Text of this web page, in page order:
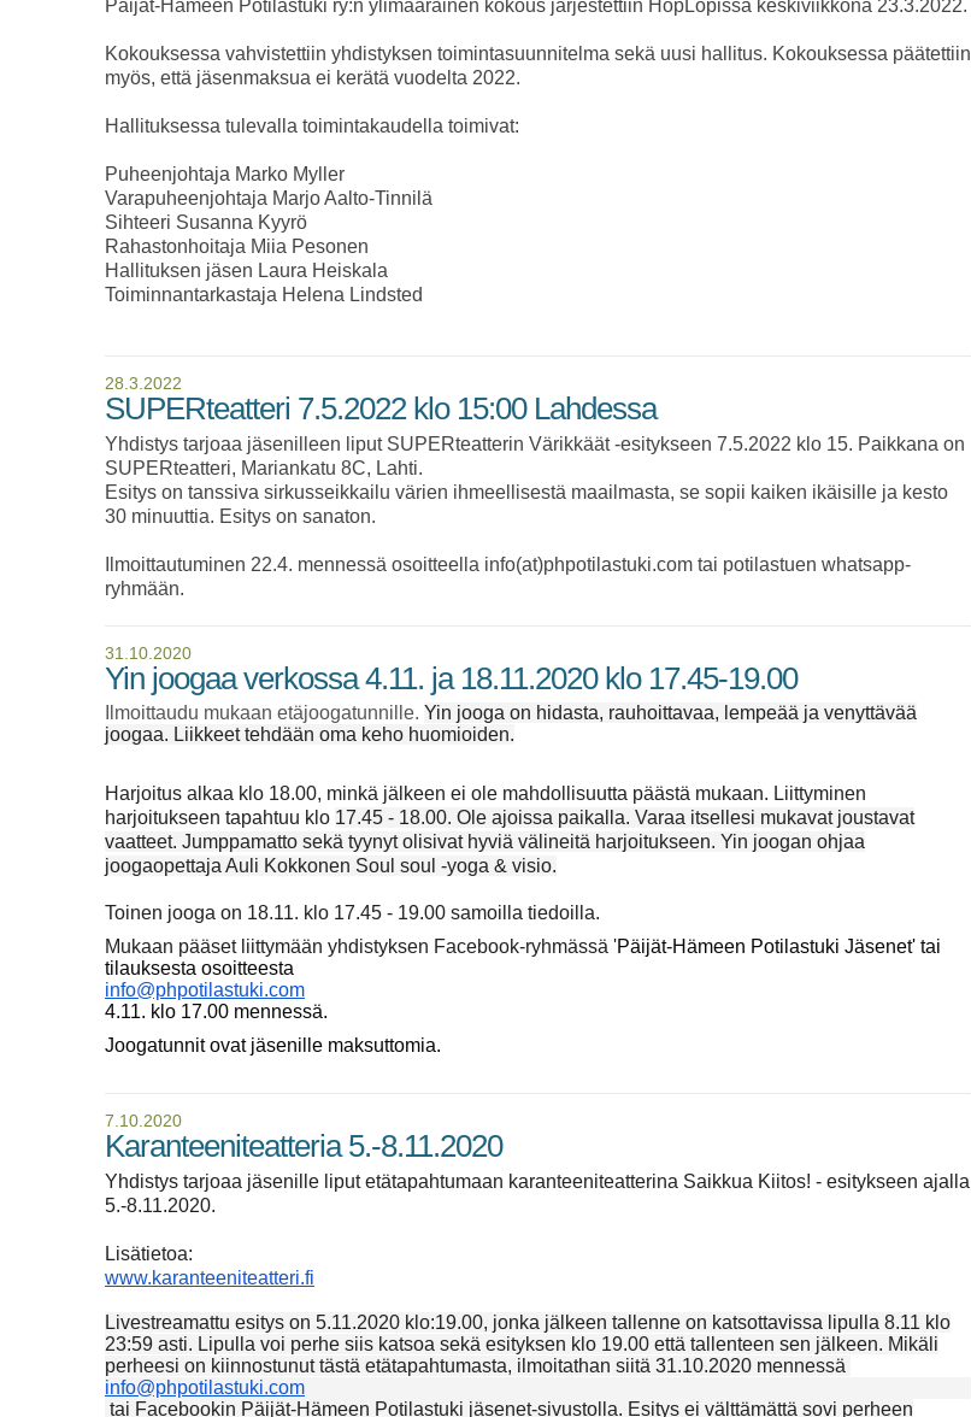
Päijät-Hämeen Potilastuki ry:n ylimääräinen kokous järjestettiin HopLopissa keskiviikkona 23.3.2022.
Kokouksessa vahvistettiin yhdistyksen toimintasuunnitelma sekä uusi hallitus. Kokouksessa päätettiin
myös, että jäsenmaksua ei kerätä vuodelta 2022.
Hallituksessa tulevalla toimintakaudella toimivat:
Puheenjohtaja Marko Myller
Varapuheenjohtaja Marjo Aalto-Tinnilä
Sihteeri Susanna Kyyrö
Rahastonhoitaja Miia Pesonen
Hallituksen jäsen Laura Heiskala
Toiminnantarkastaja Helena Lindsted
28.3.2022
SUPERteatteri 7.5.2022 klo 15:00 Lahdessa
Yhdistys tarjoaa jäsenilleen liput SUPERteatterin Värikkäät -esitykseen 7.5.2022 klo 15. Paikkana on
SUPERteatteri, Mariankatu 8C, Lahti.
Esitys on tanssiva sirkusseikkailu värien ihmeellisestä maailmasta, se sopii kaiken ikäisille ja kesto
30 minuuttia. Esitys on sanaton.
Ilmoittautuminen 22.4. mennessä osoitteella info(at)phpotilastuki.com tai potilastuen whatsapp-
ryhmään.
31.10.2020
Yin joogaa verkossa 4.11. ja 18.11.2020 klo 17.45-19.00
Ilmoittaudu mukaan etäjoogatunnille. Yin jooga on hidasta, rauhoittavaa, lempeää ja venyttävää
joogaa. Liikkeet tehdään oma keho huomioiden.
Harjoitus alkaa klo 18.00, minkä jälkeen ei ole mahdollisuutta päästä mukaan. Liittyminen
harjoitukseen tapahtuu klo 17.45 - 18.00. Ole ajoissa paikalla. Varaa itsellesi mukavat joustavat
vaatteet. Jumppamatto sekä tyynyt olisivat hyviä välineitä harjoitukseen. Yin joogan ohjaa
joogaopettaja Auli Kokkonen Soul soul -yoga & visio.
Toinen jooga on 18.11. klo 17.45 - 19.00 samoilla tiedoilla.
Mukaan pääset liittymään yhdistyksen Facebook-ryhmässä 'Päijät-Hämeen Potilastuki Jäsenet' tai
tilauksesta osoitteesta
info@phpotilastuki.com
4.11. klo 17.00 mennessä.
Joogatunnit ovat jäsenille maksuttomia.
7.10.2020
Karanteeniteatteria 5.-8.11.2020
Yhdistys tarjoaa jäsenille liput etätapahtumaan karanteeniteatterina Saikkua Kiitos! - esitykseen ajalla
5.-8.11.2020.
Lisätietoa:
www.karanteeniteatteri.fi
Livestreamattu esitys on 5.11.2020 klo:19.00, jonka jälkeen tallenne on katsottavissa lipulla 8.11 klo
23:59 asti. Lipulla voi perhe siis katsoa sekä esityksen klo 19.00 että tallenteen sen jälkeen. Mikäli
perheesi on kiinnostunut tästä etätapahtumasta, ilmoitathan siitä 31.10.2020 mennessä
info@phpotilastuki.com
tai Facebookin Päijät-Hämeen Potilastuki jäsenet-sivustolla. Esitys ei välttämättä sovi perheen